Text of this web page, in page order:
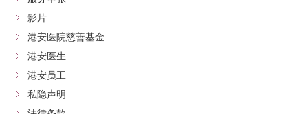
影片
港安医院慈善基金
港安医生
港安员工
私隐声明